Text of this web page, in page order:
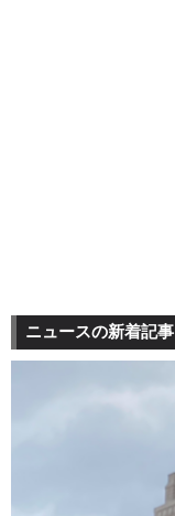
ニュースの新着記事